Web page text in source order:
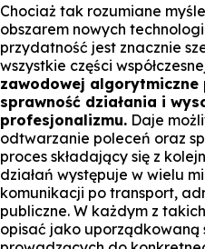
Chociaż tak rozumiane
obszarem nowych
przydatność jest znacznie
wszystkie części
zawodowej algorytmiczne
sprawność działania i
profesjonalizmu. Daje
odtwarzanie poleceń oraz
proces składający się z
działań występuje w wielu
komunikacji po transport,
publiczne. W każdym z
opisać jako uporządkowaną